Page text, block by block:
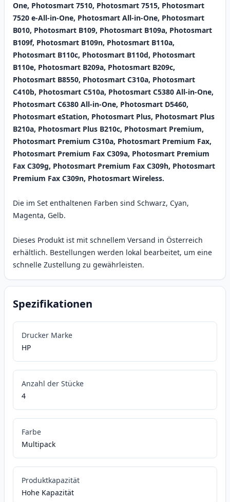
One, Photosmart 7510, Photosmart 7515, Photosmart
7520 e-All-in-One, Photosmart All-in-One, Photosmart
B010, Photosmart B109, Photosmart B109a, Photosmart
B109f, Photosmart B109n, Photosmart B110a,
Photosmart B110c, Photosmart B110d, Photosmart
B110e, Photosmart B209a, Photosmart B209c,
Photosmart B8550, Photosmart C310a, Photosmart
C410b, Photosmart C510a, Photosmart C5380 All-in-One,
Photosmart C6380 All-in-One, Photosmart D5460,
Photosmart eStation, Photosmart Plus, Photosmart Plus
B210a, Photosmart Plus B210c, Photosmart Premium,
Photosmart Premium C310a, Photosmart Premium Fax,
Photosmart Premium Fax C309a, Photosmart Premium
Fax C309g, Photosmart Premium Fax C309h, Photosmart
Premium Fax C309n, Photosmart Wireless.
Die im Set enthaltenen Farben sind Schwarz, Cyan,
Magenta, Gelb.
Dieses Produkt ist mit schnellem Versand in Österreich
erhältlich. Bestellungen werden lokal bearbeitet, um eine
schnelle Zustellung zu gewährleisten.
Spezifikationen
Drucker Marke
HP
Anzahl der Stücke
4
Farbe
Multipack
Produktkapazität
Hohe Kapazität